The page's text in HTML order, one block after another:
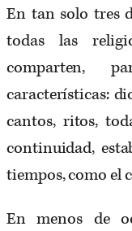
En tan solo tres
todas las
comparten,
características:
cantos, ritos,
continuidad,
tiempos, como el
En menos de